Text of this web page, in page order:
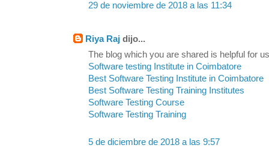
29 de noviembre de 2018 a las 11:34
Riya Raj dijo...
The blog which you are shared is helpful for
Software testing Institute in Coimbatore
Best Software Testing Institute in Coimbatore
Best Software Testing Training Institutes
Software Testing Course
Software Testing Training
5 de diciembre de 2018 a las 9:57